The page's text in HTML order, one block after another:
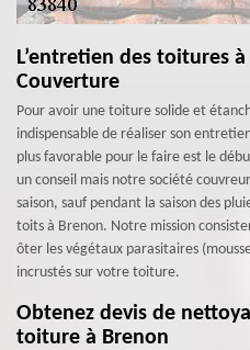
L’entretien des toitures
Couverture
Pour avoir une toiture solide et
indispensable de réaliser son
plus favorable pour le faire est le
un conseil mais notre société
saison, sauf pendant la saison des
toits à Brenon. Notre mission
ôter les végétaux parasitaires
incrustés sur votre toiture.
Obtenez devis de
toiture à Brenon